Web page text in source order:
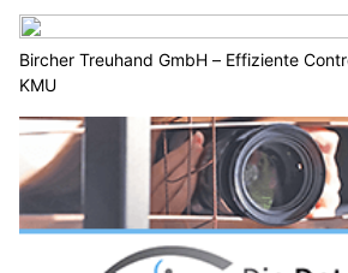
Bircher Treuhand GmbH – Effiziente
KMU